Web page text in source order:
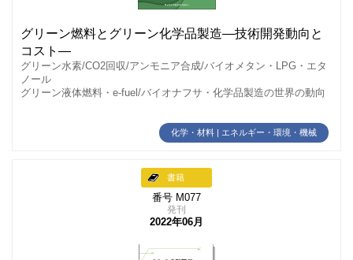
グリーン燃料とグリーン化学品製造―技術開発動向と
コスト―
グリーン水素/CO2回収/アンモニア合成/バイオメタン・LPG・エタ
ノール
グリーン液体燃料・e-fuel/バイオナフサ・化学品製造の世界の動向
化学・材料 | エネルギー・環境・機械
書籍
番号 M077
発刊
2022年06月